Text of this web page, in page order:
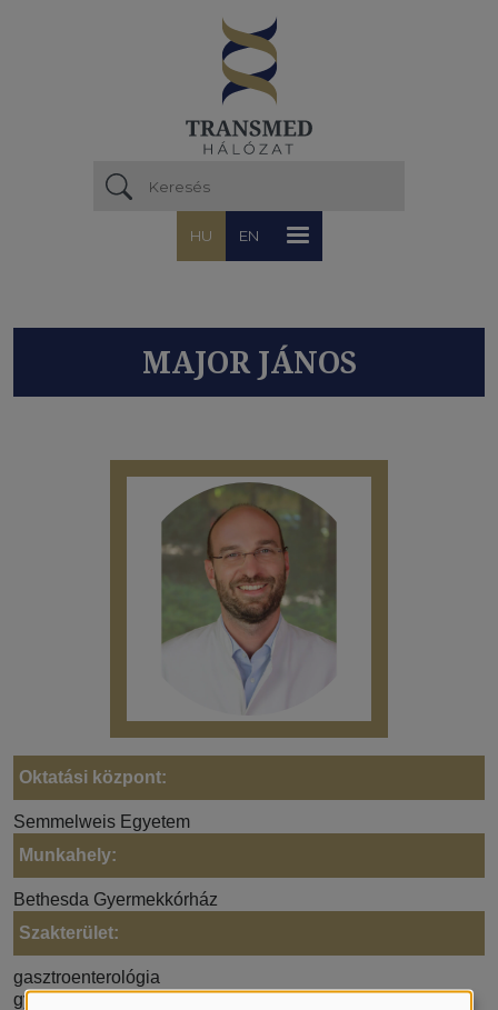
HU EN
MAJOR JÁNOS
Oktatási központ:
Semmelweis Egyetem
Munkahely:
Bethesda Gyermekkórház
Szakterület:
gasztroenterológia
gyermekgyógyászat